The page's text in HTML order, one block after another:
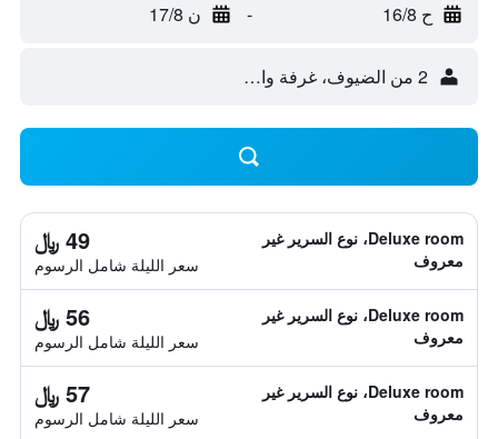
ح 16/8 - ن 17/8
2 من الضيوف، غرفة واحدة
Deluxe room، نوع السرير غير
معروف
49 ﷼
سعر الليلة شامل الرسوم
Deluxe room، نوع السرير غير
معروف
56 ﷼
سعر الليلة شامل الرسوم
Deluxe room، نوع السرير غير
معروف
57 ﷼
سعر الليلة شامل الرسوم